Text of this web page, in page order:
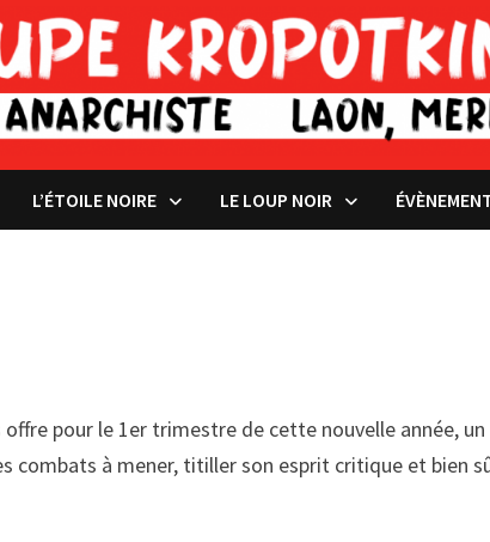
L’ÉTOILE NOIRE LE LOUP NOIR
pour le 1er trimestre de cette nouvelle année,
combats à mener, titiller son esprit critique et bien